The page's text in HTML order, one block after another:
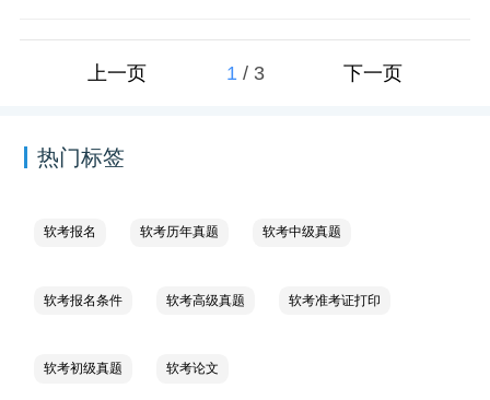
上一页 1 / 3 下一页
热门标签
软考报名 软考历年真题 软考中级真题
软考报名条件 软考高级真题 软考准考证打印
软考初级真题 软考论文